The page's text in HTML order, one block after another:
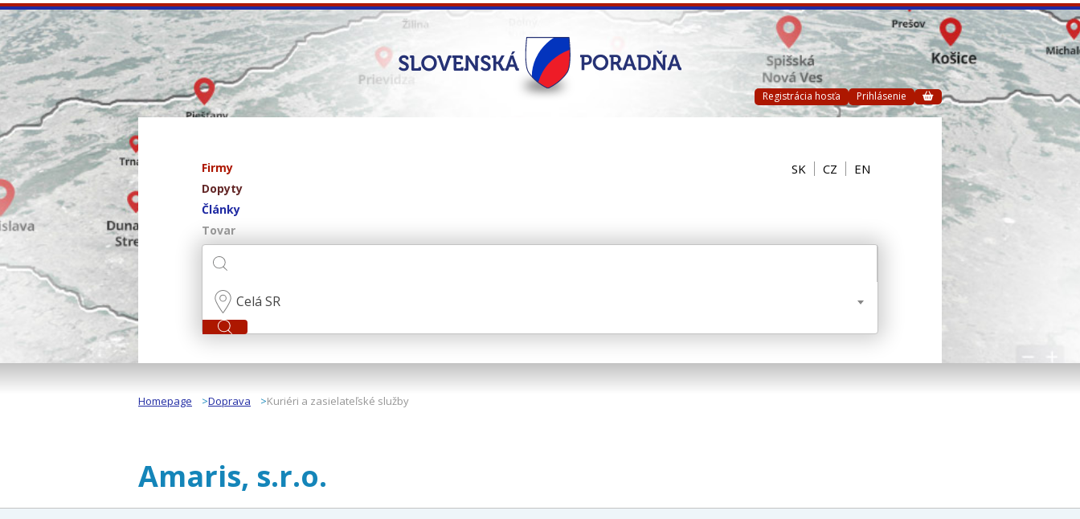
Registrácia hosťa Prihlásenie
Firmy
Dopyty
Články
Tovar
SK CZ EN
Celá SR
Homepage Doprava Kuriéri a zasielateľské služby
Amaris, s.r.o.